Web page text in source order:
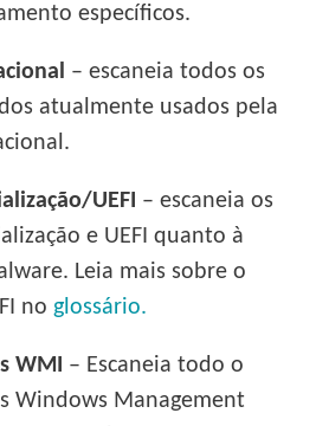
específicos.
– escaneia todos os
atualmente usados pela
UEFI – escaneia os
e UEFI quanto à
Leia mais sobre o
no glossário.
WMI – Escaneia todo o
Windows Management